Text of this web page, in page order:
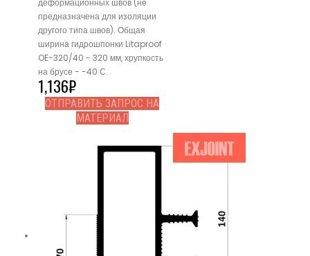
деформационных швов (не
предназначена для изоляции
другого типа швов). Общая
ширина гидрошпонки Litaproof
OE-320/40 - 320 мм, хрупкость
на брусе - -40 С.
1,136₽
ОТПРАВИТЬ ЗАПРОС НА
МАТЕРИАЛ